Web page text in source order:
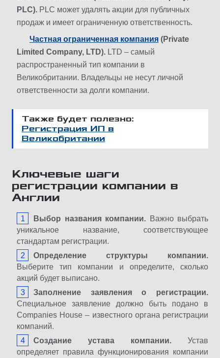
PLC). PLC может удалять акции для публичных
продаж и имеет ограниченную ответственность.
Частная ограниченная компания (Private
Limited Company, LTD). LTD – самый
распространенный тип компании в
Великобритании. Владельцы не несут личной
ответственности за долги компании.
Также будет полезно:
Регистрация ИП в
Великобритании
Ключевые шаги
регистрации компании в
Англии
Выбор названия компании. Важно выбрать
уникальное название, соответствующее
стандартам регистрации.
Определение структуры компании.
Выберите тип компании и определите, сколько
акций будет выписано.
Заполнение заявления о регистрации.
Специальное заявление должно быть подано в
Companies House – известного органа регистрации
компаний.
Создание устава компании. Устав
определяет правила функционирования компании